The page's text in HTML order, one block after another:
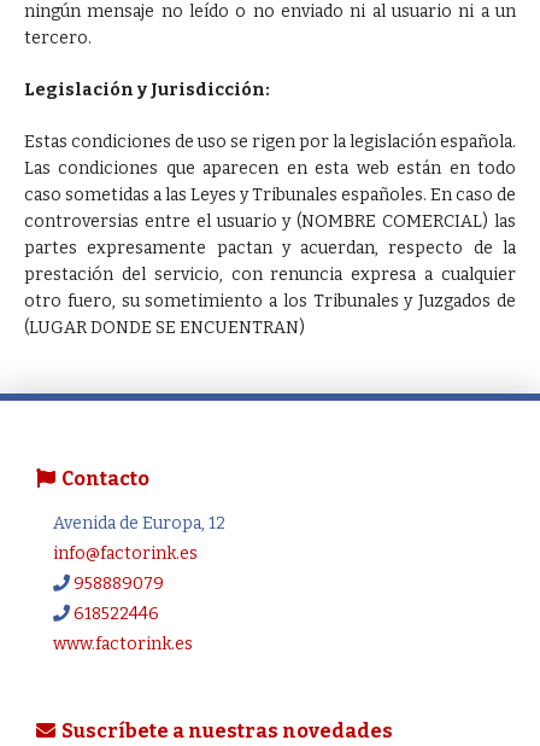
ningún mensaje no leído o no enviado ni al usuario ni a un
tercero.
Legislación y Jurisdicción:
Estas condiciones de uso se rigen por la legislación española.
Las condiciones que aparecen en esta web están en todo
caso sometidas a las Leyes y Tribunales españoles. En caso de
controversias entre el usuario y (NOMBRE COMERCIAL) las
partes expresamente pactan y acuerdan, respecto de la
prestación del servicio, con renuncia expresa a cualquier
otro fuero, su sometimiento a los Tribunales y Juzgados de
(LUGAR DONDE SE ENCUENTRAN)
Contacto
Avenida de Europa, 12
info@factorink.es
958889079
618522446
www.factorink.es
Suscríbete a nuestras novedades